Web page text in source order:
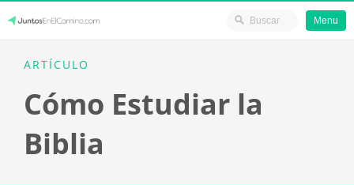
content
JuntosEnElCamino.com
Menu
ARTÍCULO
Cómo Estudiar la
Biblia